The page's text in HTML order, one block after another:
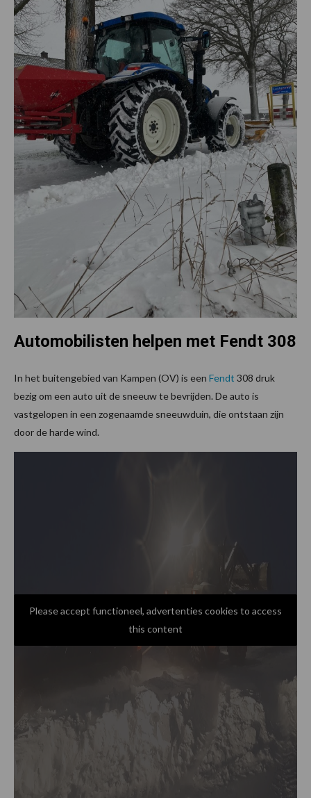
Automobilisten helpen met Fendt 308
In het buitengebied van Kampen (OV) is een Fendt 308 druk
bezig om een auto uit de sneeuw te bevrijden. De auto is
vastgelopen in een zogenaamde sneeuwduin, die ontstaan zijn
door de harde wind.
Please accept functioneel, advertenties cookies to access
this content